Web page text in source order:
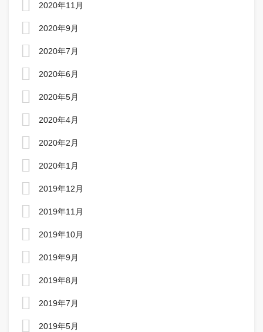
2020年11月
2020年9月
2020年7月
2020年6月
2020年5月
2020年4月
2020年2月
2020年1月
2019年12月
2019年11月
2019年10月
2019年9月
2019年8月
2019年7月
2019年5月